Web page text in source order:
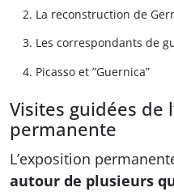
La reconstruction de
Les correspondants de
Picasso et ”Guernica”
Visites guidées de
permanente
L’exposition
autour de plusieurs